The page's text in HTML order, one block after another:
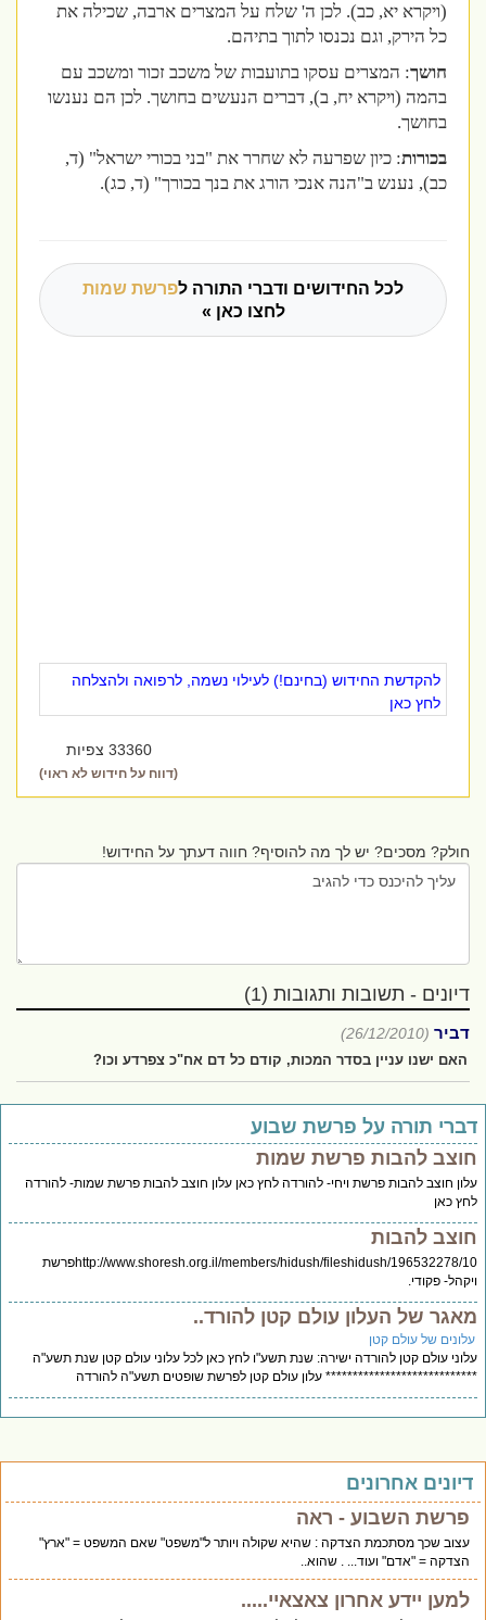
(ויקרא יא, כב). לכן ה' שלח על המצרים ארבה, שכילה את
כל הירק, וגם נכנסו לתוך בתיהם.
חושך: המצרים עסקו בתועבות של משכב זכור ומשכב עם
בהמה (ויקרא יח, ב), דברים הנעשים בחושך. לכן הם נענשו
בחושך.
בכורות: כיון שפרעה לא שחרר את "בני בכורי ישראל" (ד,
כב), נענש ב"הנה אנכי הורג את בנך בכורך" (ד, כג).
לכל החידושים ודברי התורה לפרשת שמות
לחצו כאן »
להקדשת החידוש (בחינם!) לעילוי נשמה, לרפואה ולהצלחה
לחץ כאן
33360 צפיות
(דווח על חידוש לא ראוי)
חולק? מסכים? יש לך מה להוסיף? חווה דעתך על החידוש!
דיונים - תשובות ותגובות (1)
דביר (26/12/2010)
האם ישנו עניין בסדר המכות, קודם כל דם אח"כ צפרדע וכו?
תורה על פרשת שבוע
להבות פרשת שמות
חוצב להבות פרשת ויחי- להורדה לחץ כאן עלון חוצב להבות פרשת שמות- להורדה
כאן
להבות
http://www.shoresh.org.il/members/hidush/fileshidush/196532278/10פרשת
פקודי.
של העלון עולם קטן להורד..
של עולם קטן
עולם קטן להורדה ישירה: שנת תשע"ו לחץ כאן לכל עלוני עולם קטן שנת תשע"ה
עלון עולם קטן לפרשת שופטים תשע"ה להורדה
אחרונים
פרשת השבוע - ראה
עצוב שכך מסתכמת הצדקה : שהיא שקולה ויותר ל"משפט" שאם המשפט = "ארץ"
הצדקה = "אדם" ועוד... . שהוא..
למען יידע אחרון צאצאיי.....